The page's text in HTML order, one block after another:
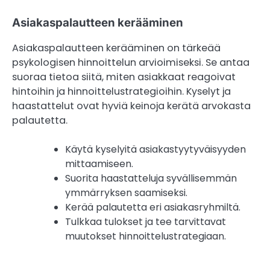
Asiakaspalautteen kerääminen
Asiakaspalautteen kerääminen on tärkeää
psykologisen hinnoittelun arvioimiseksi. Se antaa
suoraa tietoa siitä, miten asiakkaat reagoivat
hintoihin ja hinnoittelustrategioihin. Kyselyt ja
haastattelut ovat hyviä keinoja kerätä arvokasta
palautetta.
Käytä kyselyitä asiakastyytyväisyyden
mittaamiseen.
Suorita haastatteluja syvällisemmän
ymmärryksen saamiseksi.
Kerää palautetta eri asiakasryhmiltä.
Tulkkaa tulokset ja tee tarvittavat
muutokset hinnoittelustrategiaan.